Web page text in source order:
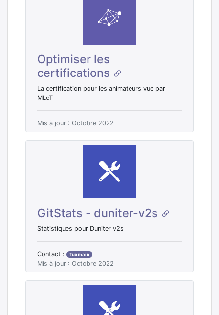
Optimiser les
certifications
La certification pour les animateurs vue par
MLeT
Mis à jour : Octobre 2022
GitStats - duniter-v2s
Statistiques pour Duniter v2s
Contact : Tuxmain
Mis à jour : Octobre 2022